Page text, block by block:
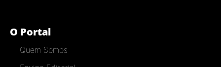
O Portal
Quem Somos